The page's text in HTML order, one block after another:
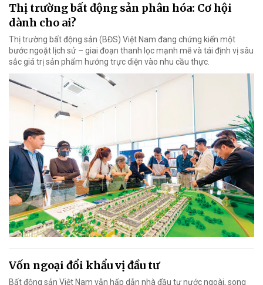
Thị trường bất động sản phân hóa: Cơ hội
dành cho ai?
Thị trường bất động sản (BĐS) Việt Nam đang chứng kiến một
bước ngoặt lịch sử – giai đoạn thanh lọc mạnh mẽ và tái định vị sâu
sắc giá trị sản phẩm hướng trực diện vào nhu cầu thực.
Vốn ngoại đổi khẩu vị đầu tư
Bất động sản Việt Nam vẫn hấp dẫn nhà đầu tư nước ngoài, song